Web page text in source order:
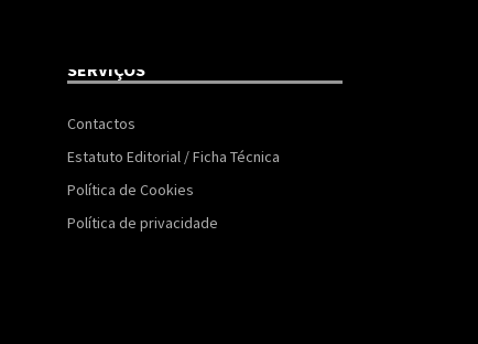
SERVIÇOS
Contactos
Estatuto Editorial / Ficha Técnica
Política de Cookies
Política de privacidade